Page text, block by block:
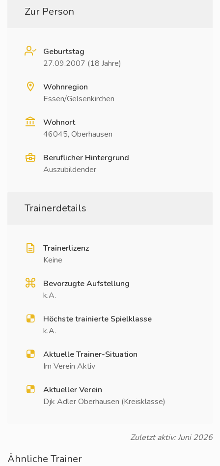
Zur Person
Geburtstag
27.09.2007 (18 Jahre)
Wohnregion
Essen/Gelsenkirchen
Wohnort
46045, Oberhausen
Beruflicher Hintergrund
Auszubildender
Trainerdetails
Trainerlizenz
Keine
Bevorzugte Aufstellung
k.A.
Höchste trainierte Spielklasse
k.A.
Aktuelle Trainer-Situation
Im Verein Aktiv
Aktueller Verein
Djk Adler Oberhausen (Kreisklasse)
Zuletzt aktiv: Juni 2026
Ähnliche Trainer